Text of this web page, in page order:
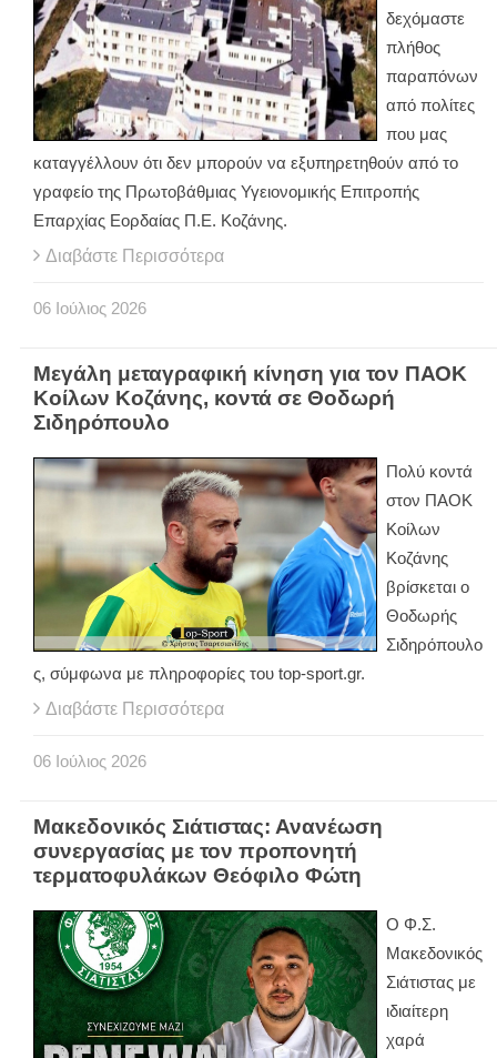
δεχόμαστε
πλήθος
παραπόνων
από πολίτες
που μας
καταγγέλλουν ότι δεν μπορούν να εξυπηρετηθούν από το
γραφείο της Πρωτοβάθμιας Υγειονομικής Επιτροπής
Επαρχίας Εορδαίας Π.Ε. Κοζάνης.
Διαβάστε Περισσότερα
06 Ιούλιος 2026
Μεγάλη μεταγραφική κίνηση για τον ΠΑΟΚ
Κοίλων Κοζάνης, κοντά σε Θοδωρή
Σιδηρόπουλο
Πολύ κοντά
στον ΠΑΟΚ
Κοίλων
Κοζάνης
βρίσκεται ο
Θοδωρής
Σιδηρόπουλο
ς, σύμφωνα με πληροφορίες του top-sport.gr.
Διαβάστε Περισσότερα
06 Ιούλιος 2026
Μακεδονικός Σιάτιστας: Ανανέωση
συνεργασίας με τον προπονητή
τερματοφυλάκων Θεόφιλο Φώτη
Ο Φ.Σ.
Μακεδονικός
Σιάτιστας με
ιδιαίτερη
χαρά